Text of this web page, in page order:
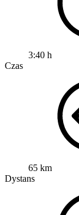
3:40 h
Czas
65 km
Dystans